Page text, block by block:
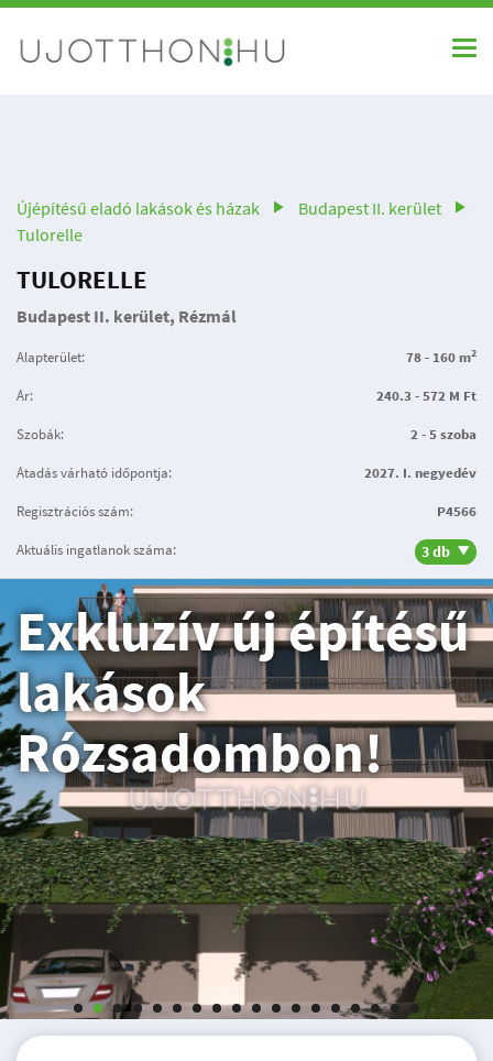
Újépítésű eladó lakások és házak
Budapest II. kerület
Tulorelle
TULORELLE
Budapest II. kerület, Rézmál
Alapterület: 78 - 160 m2
Ár: 240.3 - 572 M Ft
Szobák: 2 - 5 szoba
Átadás várható időpontja: 2027. I. negyedév
Regisztrációs szám: P4566
Aktuális ingatlanok száma: 3 db
Exkluzív új építésű
lakások
Rózsadombon!